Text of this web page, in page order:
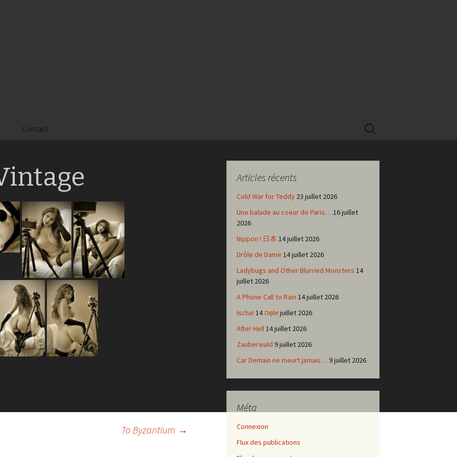
Mac Gregor
Contact
Rechercher :
To Byzantium →
Articles récents
Cold War for Teddy 23 juillet 2026
Une balade au coeur de Paris… 16 juillet
2026
Nippon ! 日本 14 juillet 2026
Drôle de Dame 14 juillet 2026
Ladybugs and Other Blurried Monsters 14
juillet 2026
A Phone Call to Rain 14 juillet 2026
Ischa! אִשָּׁה14 juillet 2026
After Hell14 juillet 2026
Zauberwald 9 juillet 2026
Car Demain ne meurt jamais… 9 juillet 2026
Méta
Connexion
Flux des publications